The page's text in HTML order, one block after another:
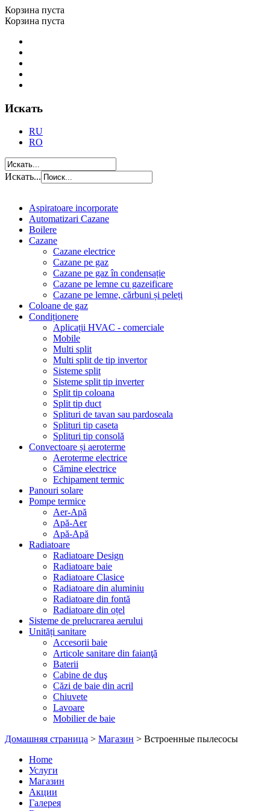
Корзина пуста
Корзина пуста
Искать
RU
RO
Искать...
Aspiratoare incorporate
Automatizari Cazane
Boilere
Cazane
Cazane electrice
Cazane pe gaz
Cazane pe gaz în condensație
Cazane pe lemne cu gazeificare
Cazane pe lemne, cărbuni și peleți
Coloane de gaz
Condiționere
Aplicații HVAC - comerciale
Mobile
Multi split
Multi split de tip invertor
Sisteme split
Sisteme split tip inverter
Split tip coloana
Split tip duct
Splituri de tavan sau pardoseala
Splituri tip caseta
Splituri tip consolă
Convectoare și aeroterme
Aeroterme electrice
Cămine electrice
Echipament termic
Panouri solare
Pompe termice
Aer-Apă
Apă-Aer
Apă-Apă
Radiatoare
Radiatoare Design
Radiatoare baie
Radiatoare Clasice
Radiatoare din aluminiu
Radiatoare din fontă
Radiatoare din oțel
Sisteme de prelucrarea aerului
Unități sanitare
Accesorii baie
Articole sanitare din faianţă
Baterii
Cabine de duş
Căzi de baie din acril
Chiuvete
Lavoare
Mobilier de baie
Домашняя страница > Магазин > Встроенные пылесосы
Home
Услуги
Магазин
Акции
Галерея